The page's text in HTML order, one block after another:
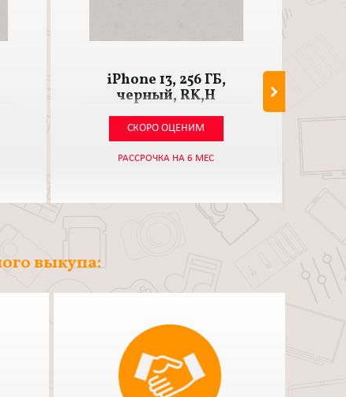
iPhone 13, 256 ГБ,
черный, RK,Н
СКОРО ОЦЕНИМ
РАССРОЧКА НА 6 МЕС
выкупа: